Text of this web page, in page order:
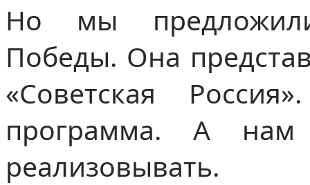
Но мы
Победы. Она
«Советская
программа. А
реализовывать.